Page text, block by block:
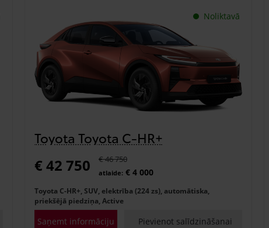
Noliktavā
Toyota Toyota C-HR+
€ 42 750 € 46 750
atlaide: € 4 000
Toyota C-HR+, SUV, elektrība (224 zs), automātiska,
priekšējā piedziņa, Active
Saņemt informāciju Pievienot salīdzināšanai